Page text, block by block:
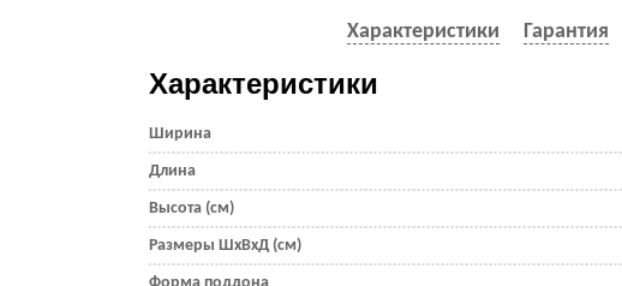
Характеристики Гарантия
Характеристики
Ширина
Длина
Высота (см)
Размеры ШхВхД (см)